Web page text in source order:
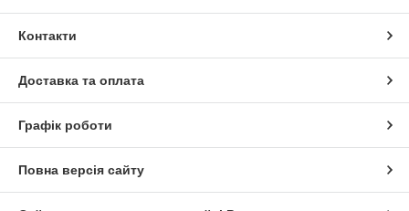
Контакти
Доставка та оплата
Графік роботи
Повна версія сайту